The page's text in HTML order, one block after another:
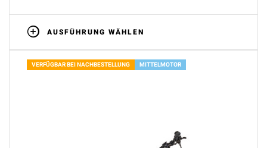
AUSFÜHRUNG WÄHLEN
VERFÜGBAR BEI NACHBESTELLUNG MITTELMOTOR